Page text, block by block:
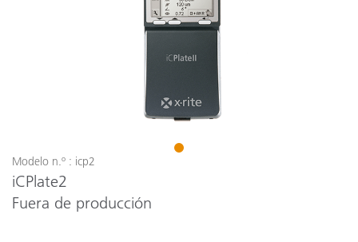
1
Modelo n.º : icp2
iCPlate2
Fuera de producción